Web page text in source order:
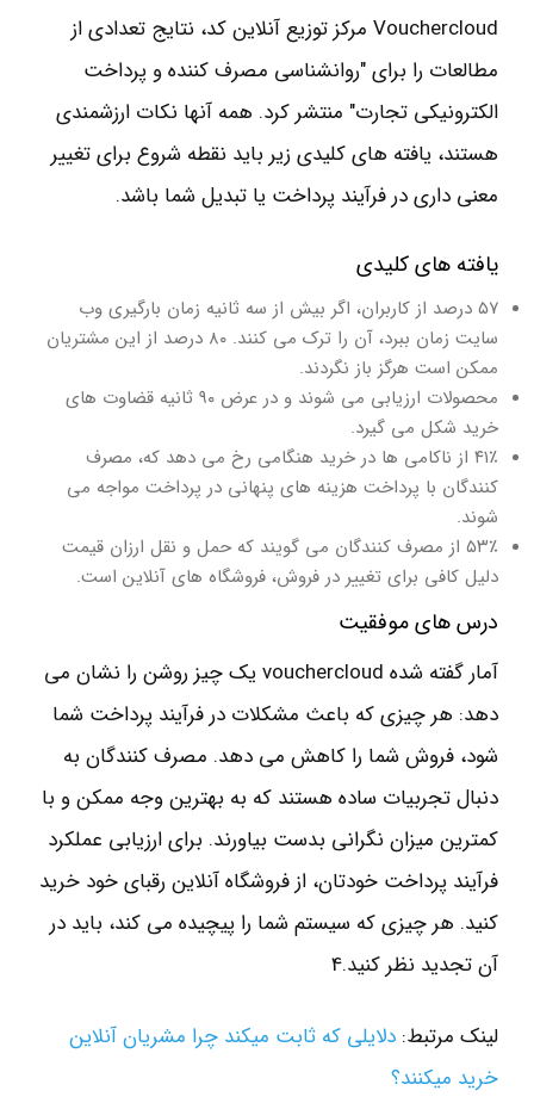
Vouchercloud مرکز توزیع آنلاین کد، نتایج تعدادی از
مطالعات را برای "روانشناسی مصرف کننده و پرداخت
الکترونیکی تجارت" منتشر کرد. همه آنها نکات ارزشمندی
هستند، یافته های کلیدی زیر باید نقطه شروع برای تغییر
معنی داری در فرآیند پرداخت یا تبدیل شما باشد.
یافته های کلیدی
۵۷ درصد از کاربران، اگر بیش از سه ثانیه زمان بارگیری وب
سایت زمان ببرد، آن را ترک می کنند. ۸۰ درصد از این مشتریان
ممکن است هرگز باز نگردند.
محصولات ارزیابی می شوند و در عرض ۹۰ ثانیه قضاوت های
خرید شکل می گیرد.
۴۱٪ از ناکامی ها در خرید هنگامی رخ می دهد که، مصرف
کنندگان با پرداخت هزینه های پنهانی در پرداخت مواجه می
شوند.
۵۳٪ از مصرف کنندگان می گویند که حمل و نقل ارزان قیمت
دلیل کافی برای تغییر در فروش، فروشگاه های آنلاین است.
درس های موفقیت
آمار گفته شده vouchercloud یک چیز روشن را نشان می
دهد: هر چیزی که باعث مشکلات در فرآیند پرداخت شما
شود، فروش شما را کاهش می دهد. مصرف کنندگان به
دنبال تجربیات ساده هستند که به بهترین وجه ممکن و با
کمترین میزان نگرانی بدست بیاورند. برای ارزیابی عملکرد
فرآیند پرداخت خودتان، از فروشگاه آنلاین رقبای خود خرید
کنید. هر چیزی که سیستم شما را پیچیده می کند، باید در
آن تجدید نظر کنید.4
لینک مرتبط: دلایلی که ثابت میکند چرا مشریان آنلاین
خرید میکنند؟